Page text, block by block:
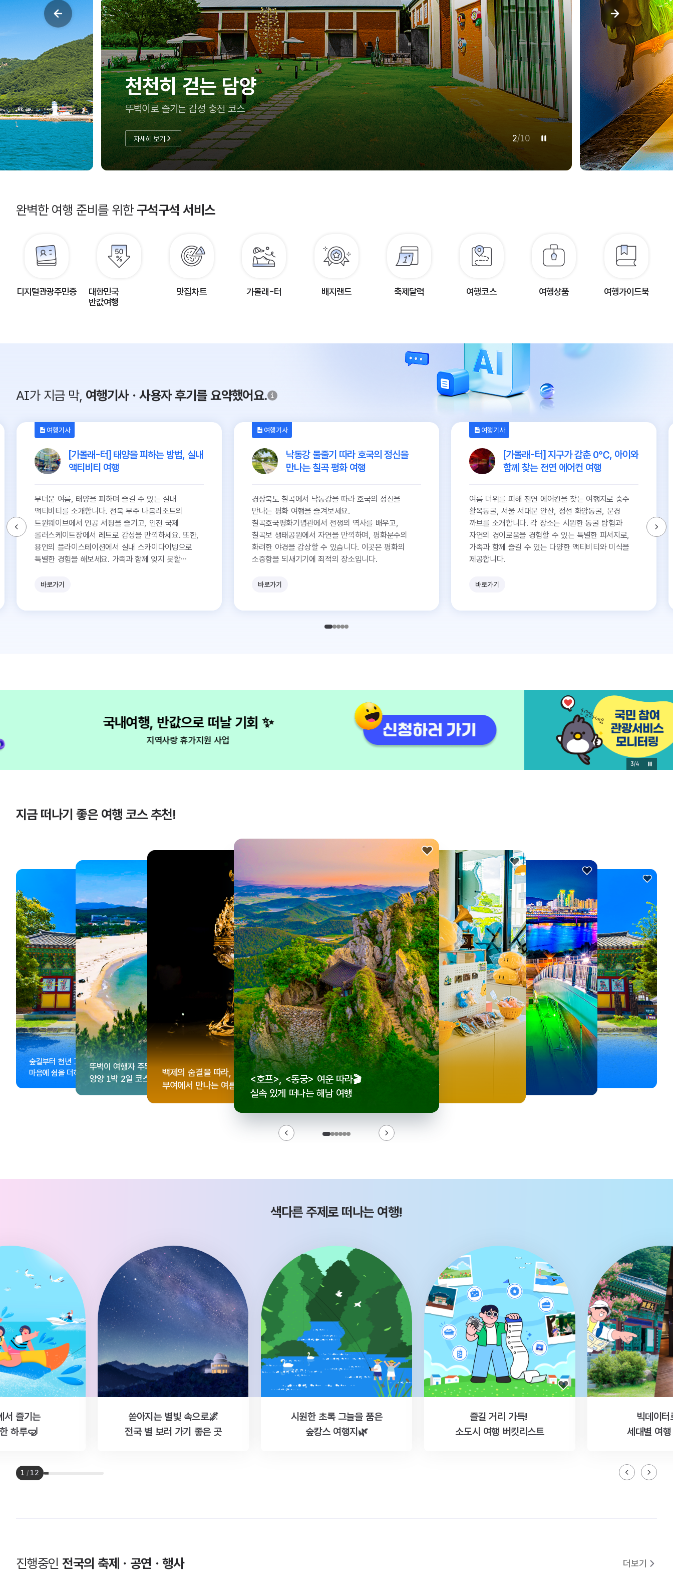
여름방학, 아이랑 어디 가지?
충남투어패스로 실속 있게 즐기는 태안 여행
자세히 보기 3/10
완벽한 여행 준비를 위한구석구석 서비스
디지털관광주민증
대한민국
반값여행
맛집차트 가볼래-터 배지랜드 축제달력 여행코스 여행상품 여행가이드북
AI가 지금 막, 여행기사ㆍ사용자 후기를 요약했어요.
여행기사
[가볼래-터] 태양을 피하는 방법, 실내
액티비티 여행
무더운 여름, 태양을 피하며 즐길 수 있는 실내
액티비티를 소개합니다. 전북 무주 나봄리조트의
트윈웨이브에서 인공 서핑을 즐기고, 인천 국제
롤러스케이트장에서 레트로 감성을 만끽하세요. 또한,
용인의 플라이스테이션에서 실내 스카이다이빙으로
특별한 경험을 해보세요. 가족과 함께 잊지 못할
바로가기
여행기사
낙동강 물줄기 따라 호국의 정신을
만나는 칠곡 평화 여행
경상북도 칠곡에서 낙동강을 따라 호국의 정신을
만나는 평화 여행을 즐겨보세요.
칠곡호국평화기념관에서 전쟁의 역사를 배우고,
칠곡보 생태공원에서 자연을 만끽하며, 평화분수의
화려한 야경을 감상할 수 있습니다. 이곳은 평화의
소중함을 되새기기에 최적의 장소입니다.
바로가기
여행기사
[가볼래-터] 지구가 감춘 0℃, 아이와
함께 찾는 천연 에어컨 여행
여름 더위를 피해 천연 에어컨을 찾는 여행지로 충주
활옥동굴, 서울 서대문 안산, 정선 화암동굴, 문경
까브를 소개합니다. 각 장소는 시원한 동굴 탐험과
자연의 경이로움을 경험할 수 있는 특별한 피서지로,
가족과 함께 즐길 수 있는 다양한 액티비티와 미식을
제공합니다.
바로가기
유쾌한 참견쟁이 모집
관광을 바꾸는 유쾌한 한마디
3/4
지금 떠나기 좋은 여행 코스 추천!
<동궁> 여운 따라🎬
떠나는 해남 여행
수집!
기념품숍 3곳⭐
더 재미있어지는숲길부터 천년 고찰까지!
마음에 쉼을 더하는 부안
뚜벅이 여행자 주목🚶
양양 1박 2일 코스
백제의 숨결을 따라,
부여에서 만나는 여름
<호프>, <동궁> 여운 따라🎬
실속 있게 떠나는 해남 여행
로컬 감성 수집!
전국 로컬 기념품숍 3곳⭐
우리말이 더 재미있어지는숲길부터 천년 고찰까지!뚜벅이 여행자 주목🚶
양양 1박 2일 코스
백제의 숨결을 따라,
부여에서 만나는 여름
<호프>, <동궁> 여운 따라🎬
실속 있게 떠나는 해남 여행
로컬 감성 수집!
전국 로컬 기념품숍 3곳⭐
우리말이 더 재미있어지는
세종 한글 여행
숲길부터 천년 고찰까지!
마음에 쉼을 더하는 부안
뚜벅이 여행자 주목🚶
양양 1박 2일 코스
백제의 숨결을 따라,
부여에서 만나는 여름
색다른 주제로 떠나는 여행!
서 즐기는
하루🤿
쏟아지는 별빛 속으로🌌
전국 별 보러 가기 좋은 곳
시원한 초록 그늘을 품은
숲캉스 여행지🌿
즐길 거리 가득!
소도시 여행 버킷리스트
빅데이터
세대별 여
1 / 12
진행중인전국의 축제ㆍ공연ㆍ행사 더보기